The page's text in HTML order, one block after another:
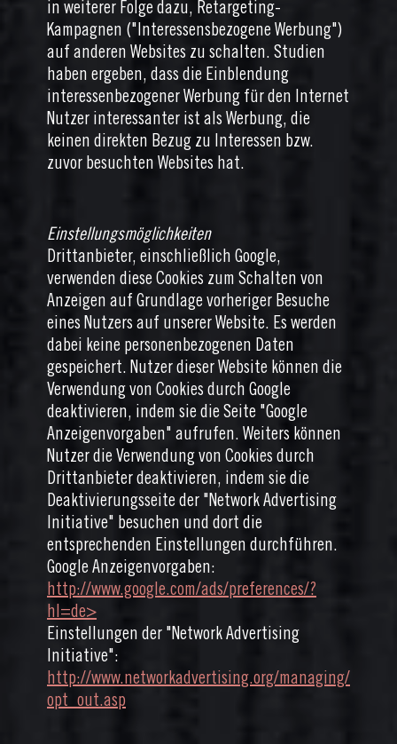
in weiterer Folge dazu, Retargeting-
Kampagnen ("Interessensbezogene Werbung")
auf anderen Websites zu schalten. Studien
haben ergeben, dass die Einblendung
interessenbezogener Werbung für den Internet
Nutzer interessanter ist als Werbung, die
keinen direkten Bezug zu Interessen bzw.
zuvor besuchten Websites hat.
Einstellungsmöglichkeiten
Drittanbieter, einschließlich Google,
verwenden diese Cookies zum Schalten von
Anzeigen auf Grundlage vorheriger Besuche
eines Nutzers auf unserer Website. Es werden
dabei keine personenbezogenen Daten
gespeichert. Nutzer dieser Website können die
Verwendung von Cookies durch Google
deaktivieren, indem sie die Seite "Google
Anzeigenvorgaben" aufrufen. Weiters können
Nutzer die Verwendung von Cookies durch
Drittanbieter deaktivieren, indem sie die
Deaktivierungsseite der "Network Advertising
Initiative" besuchen und dort die
entsprechenden Einstellungen durchführen.
Google Anzeigenvorgaben:
http://www.google.com/ads/preferences/?
hl=de>
Einstellungen der "Network Advertising
Initiative":
http://www.networkadvertising.org/managing/
opt_out.asp